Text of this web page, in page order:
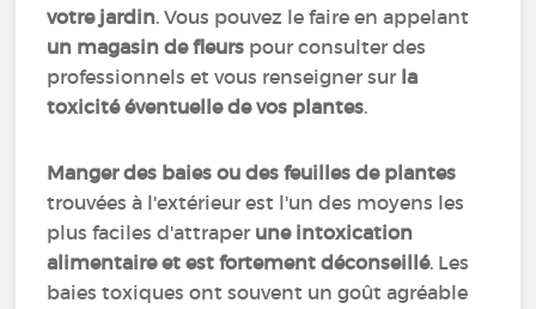
votre jardin. Vous pouvez le faire en appelant
un magasin de fleurs pour consulter des
professionnels et vous renseigner sur la
toxicité éventuelle de vos plantes.
Manger des baies ou des feuilles de plantes
trouvées à l'extérieur est l'un des moyens les
plus faciles d'attraper une intoxication
alimentaire et est fortement déconseillé. Les
baies toxiques ont souvent un goût agréable